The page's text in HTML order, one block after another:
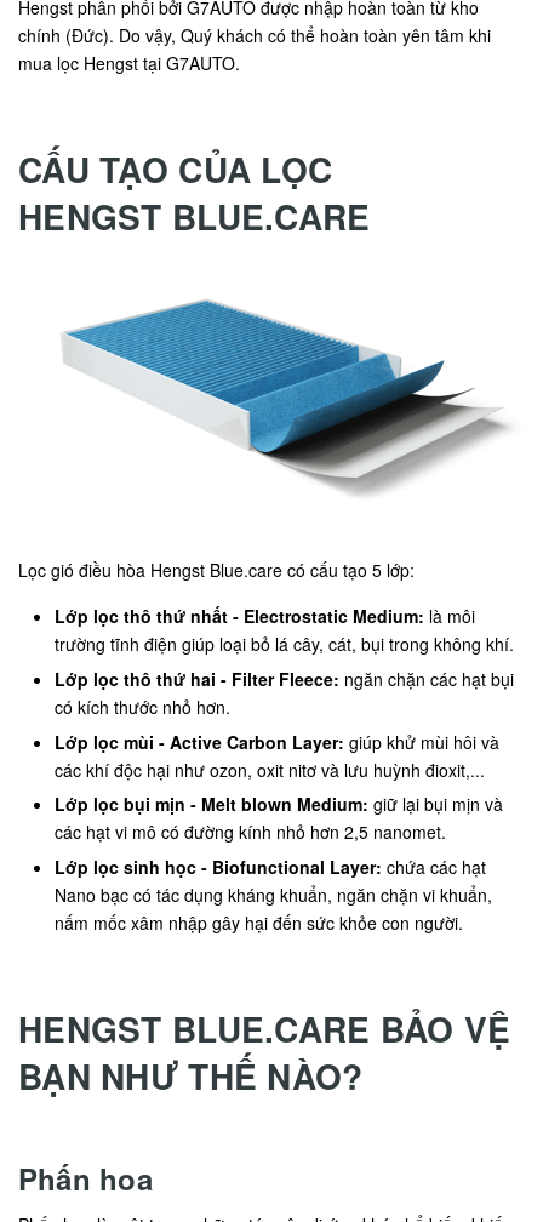
Hengst phân phối bởi G7AUTO được nhập hoàn toàn từ kho
chính (Đức). Do vậy, Quý khách có thể hoàn toàn yên tâm khi
mua lọc Hengst tại G7AUTO.
CẤU TẠO CỦA LỌC
HENGST BLUE.CARE
Lọc gió điều hòa Hengst Blue.care có cấu tạo 5 lớp:
Lớp lọc thô thứ nhất - Electrostatic Medium: là môi
trường tĩnh điện giúp loại bỏ lá cây, cát, bụi trong không khí.
Lớp lọc thô thứ hai - Filter Fleece: ngăn chặn các hạt bụi
có kích thước nhỏ hơn.
Lớp lọc mùi - Active Carbon Layer: giúp khử mùi hôi và
các khí độc hại như ozon, oxit nitơ và lưu huỳnh đioxit,...
Lớp lọc bụi mịn - Melt blown Medium: giữ lại bụi mịn và
các hạt vi mô có đường kính nhỏ hơn 2,5 nanomet.
Lớp lọc sinh học - Biofunctional Layer: chứa các hạt
Nano bạc có tác dụng kháng khuẩn, ngăn chặn vi khuẩn,
nấm mốc xâm nhập gây hại đến sức khỏe con người.
HENGST BLUE.CARE BẢO VỆ
BẠN NHƯ THẾ NÀO?
Phấn hoa